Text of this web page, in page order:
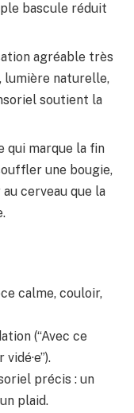
bascule réduit
agréable très
lumière naturelle,
soutient la
qui marque la fin
une bougie,
cerveau que la
calme, couloir,
(“Avec ce
précis : un
plaid.